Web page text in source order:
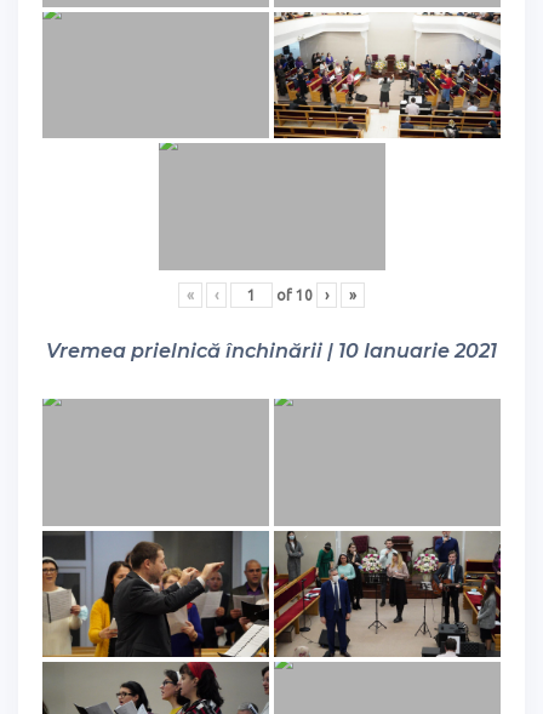
« ‹ of 10 › »
Vremea prielnică închinării | 10 Ianuarie 2021